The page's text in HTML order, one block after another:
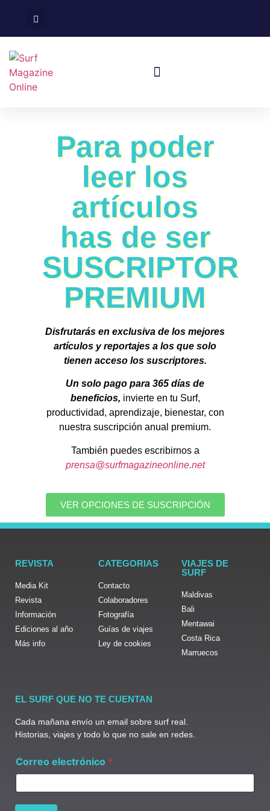
Para poder
leer los
artículos
has de ser
SUSCRIPTOR
PREMIUM
Disfrutarás en exclusiva de los mejores
artículos y reportajes a los que solo
tienen acceso los suscriptores.
Un solo pago para 365 días de
beneficios, invierte en tu Surf,
productividad, aprendizaje, bienestar, con
nuestra suscripción anual premium.
También puedes escribirnos a
prensa@surfmagazineonline.net
VER OPCIONES DE SUSCRIPCIÓN
REVISTA
Media Kit
Revista
Información
Ediciones al año
Más info
CATEGORIAS
Contacto
Colaboradores
Fotografía
Guías de viajes
Ley de cookies
VIAJES DE
SURF
Maldivas
Bali
Mentawai
Costa Rica
Marruecos
EL SURF QUE NO TE CUENTAN
Cada mañana envío un email sobre surf real.
Historias, viajes y todo lo que no sale en redes.
l
e
Correo electrónico *